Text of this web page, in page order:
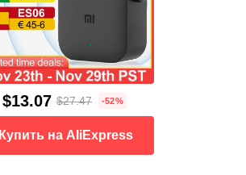
$13.07 $27.47 -52%
Купить на AliExpress